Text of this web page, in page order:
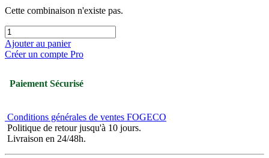
Cette combinaison n'existe pas.
Ajouter au panier
Créer un compte Pro
Paiement Sécurisé
Conditions générales de ventes FOGECO
Politique de retour jusqu'à 10 jours.
Livraison en 24/48h.